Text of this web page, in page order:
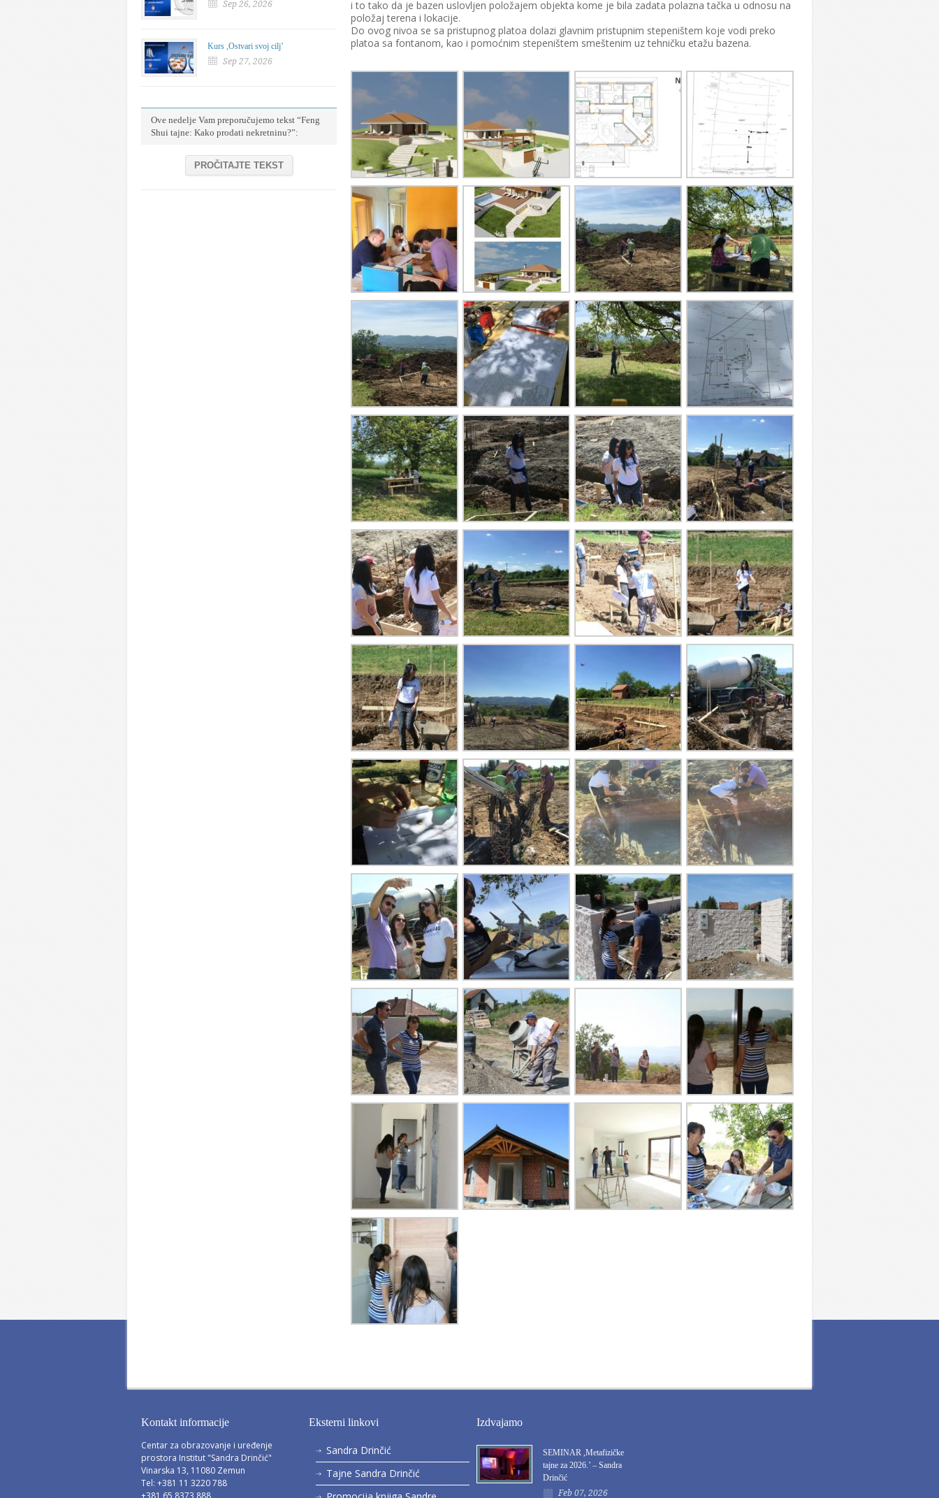
i to tako da je bazen uslovljen položajem objekta kome je bila zadata polazna tačka u odnosu na
položaj terena i lokacije.
Do ovog nivoa se sa pristupnog platoa dolazi glavnim pristupnim stepeništem koje vodi preko
platoa sa fontanom, kao i pomoćnim stepeništem smeštenim uz tehničku etažu bazena.
Sep 26, 2026
Kurs ,Ostvari svoj cilj’
Sep 27, 2026
Ove nedelje Vam preporučujemo tekst “Feng
Shui tajne: Kako prodati nekretninu?”:
PROČITAJTE TEKST
Kontakt informacije
Centar za obrazovanje i uređenje
prostora Institut "Sandra Drinčić"
Vinarska 13, 11080 Zemun
Tel: +381 11 3220 788
+381 65 8373 888
Eksterni linkovi
Sandra Drinčić
Tajne Sandra Drinčić
Izdvajamo
SEMINAR ,Metafizičke
tajne za 2026.’ – Sandra
Drinčić
Feb 07, 2026